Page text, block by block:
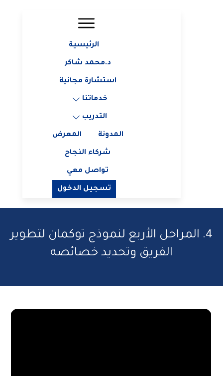
الرئيسية
د.محمد شاكر
استشارة مجانية
خدماتنا
التدريب
المدونة المعرض
شركاء النجاح
تواصل معي
تسجيل الدخول
4. المراحل الأربع لنموذج توكمان لتطوير
الفريق وتحديد خصائصه